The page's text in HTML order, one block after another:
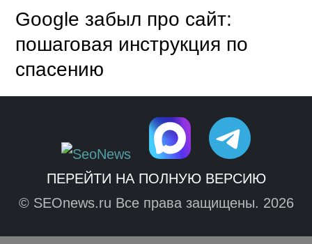
Google забыл про сайт:
пошаговая инструкция по
спасению
ПЕРЕЙТИ НА ПОЛНУЮ ВЕРСИЮ
© SEOnews.ru Все права защищены. 2026